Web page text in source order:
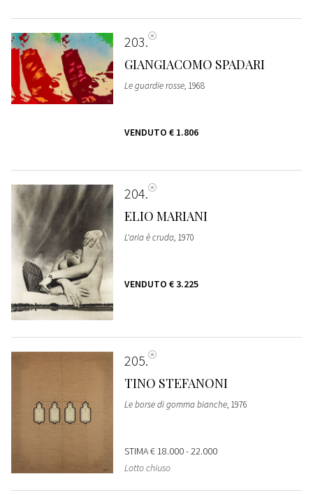
203
GIANGIACOMO SPADARI
Le guardie rosse, 1968
VENDUTO € 1.806
204
ELIO MARIANI
L'aria è cruda, 1970
VENDUTO € 3.225
205
TINO STEFANONI
Le borse di gomma bianche, 1976
STIMA€ 18.000 - 22.000
Lotto chiuso